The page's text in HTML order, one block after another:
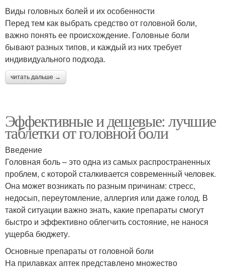
Виды головных болей и их особенности
Перед тем как выбрать средство от головной боли,
важно понять ее происхождение. Головные боли
бывают разных типов, и каждый из них требует
индивидуального подхода.
читать дальше →
Эффективные и дешевые: лучшие
таблетки от головной боли
Введение
Головная боль – это одна из самых распространенных
проблем, с которой сталкивается современный человек.
Она может возникать по разным причинам: стресс,
недосып, переутомление, аллергия или даже голод. В
такой ситуации важно знать, какие препараты смогут
быстро и эффективно облегчить состояние, не нанося
ущерба бюджету.
Основные препараты от головной боли
На прилавках аптек представлено множество